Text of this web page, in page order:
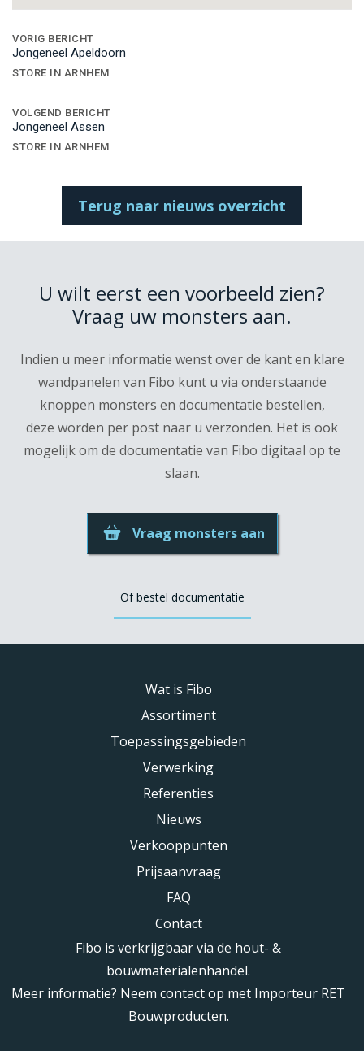
navigatie
VORIG BERICHT
Jongeneel Apeldoorn
STORE IN ARNHEM
VOLGEND BERICHT
Jongeneel Assen
STORE IN ARNHEM
Terug naar nieuws overzicht
U wilt eerst een voorbeeld zien?
Vraag uw monsters aan.
Indien u meer informatie wenst over de kant en klare
wandpanelen van Fibo kunt u via onderstaande
knoppen monsters en documentatie bestellen,
deze worden per post naar u verzonden. Het is ook
mogelijk om de documentatie van Fibo digitaal op te
slaan.
Vraag monsters aan
Of bestel documentatie
Wat is Fibo
Assortiment
Toepassingsgebieden
Verwerking
Referenties
Nieuws
Verkooppunten
Prijsaanvraag
FAQ
Contact
Fibo is verkrijgbaar via de hout- &
bouwmaterialenhandel.
Meer informatie? Neem contact op met Importeur RET
Bouwproducten.